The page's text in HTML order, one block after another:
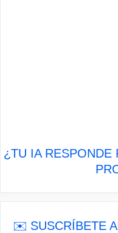
¿TU IA RESPONDE
✉️ SUSCRÍBETE